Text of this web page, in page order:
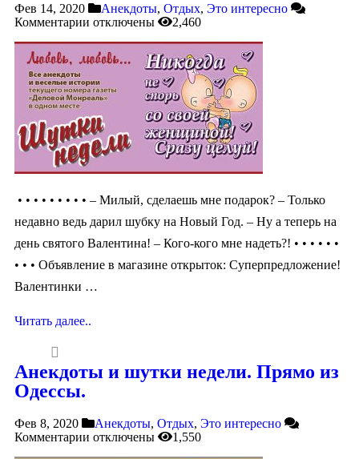
Фев 14, 2020 Анекдоты, Отдых, Это интересно
Комментарии отключены 2,460
• • • • • • • • • – Милый, сделаешь мне подарок? – Только
недавно ведь дарил шубку на Новый Год. – Ну а теперь на
день святого Валентина! – Кого-кого мне надеть?! • • • • • •
• • • Объявление в магазине открыток: Суперпредложение!
Валентинки …
Читать далее..
Анекдоты и шутки недели. Прямо из
Одессы.
Фев 8, 2020 Анекдоты, Отдых, Это интересно
Комментарии отключены 1,550